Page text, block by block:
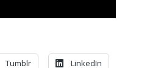
Tumblr LinkedIn